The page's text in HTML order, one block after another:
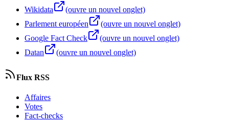
Wikidata
(ouvre un nouvel onglet)
Parlement européen
(ouvre un nouvel onglet)
Google Fact Check
(ouvre un nouvel onglet)
Datan
(ouvre un nouvel onglet)
Flux RSS
Affaires
Votes
Fact-checks